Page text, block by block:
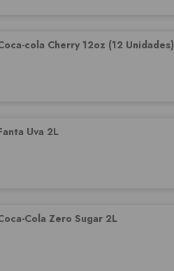
cola Cherry 12oz (12 Unidades)
Uva 2L
Cola Zero Sugar 2L